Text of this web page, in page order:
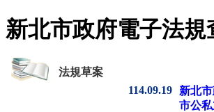
新北市政府電子法規
法規草案
114.09.19
新北
市公